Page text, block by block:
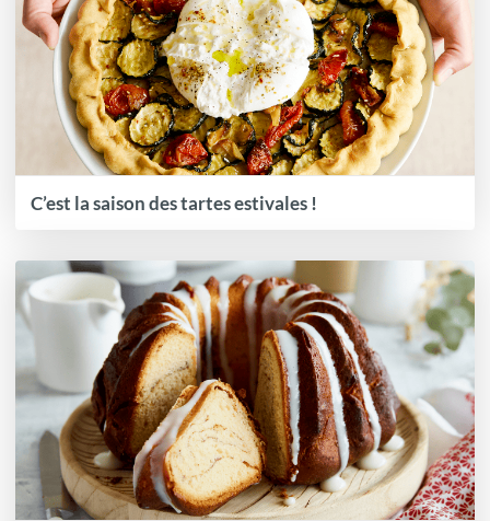
C’est la saison des tartes estivales !